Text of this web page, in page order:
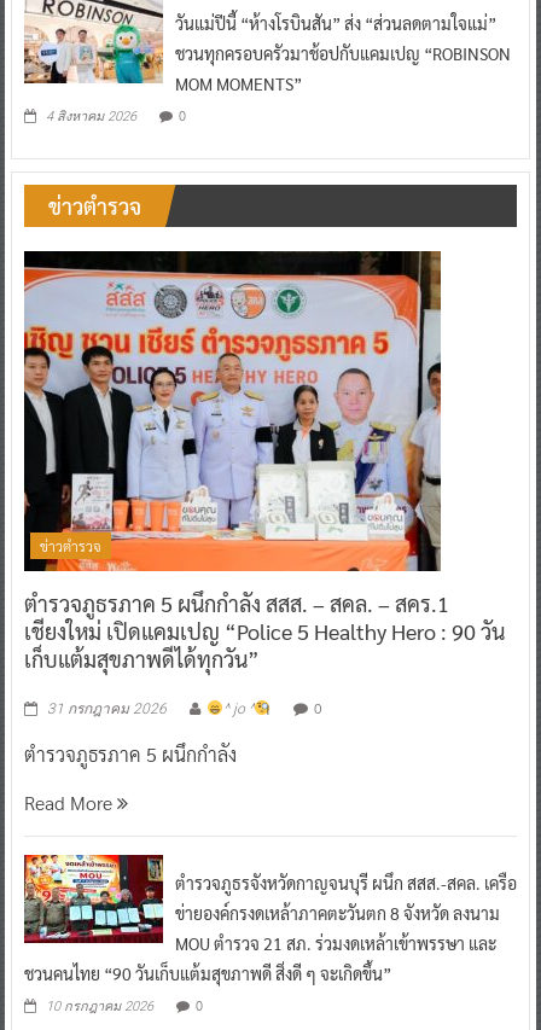
วันแม่ปีนี้ “ห้างโรบินสัน” ส่ง “ส่วนลดตามใจแม่”
ชวนทุกครอบครัวมาช้อปกับแคมเปญ “ROBINSON
MOM MOMENTS”
4 สิงหาคม 2026 0
ข่าวตำรวจ
ข่าวตำรวจ
ตำรวจภูธรภาค 5 ผนึกกำลัง สสส. – สคล. – สคร.1
เชียงใหม่ เปิดแคมเปญ “Police 5 Healthy Hero : 90 วัน
เก็บแต้มสุขภาพดีได้ทุกวัน”
31 กรกฎาคม 2026 ^ jo ^ 0
ตำรวจภูธรภาค 5 ผนึกกำลัง
Read More
ตำรวจภูธรจังหวัดกาญจนบุรี ผนึก สสส.-สคล. เครือ
ข่ายองค์กรงดเหล้าภาคตะวันตก 8 จังหวัด ลงนาม
MOU ตำรวจ 21 สภ. ร่วมงดเหล้าเข้าพรรษา และ
ชวนคนไทย “90 วันเก็บแต้มสุขภาพดี สิ่งดี ๆ จะเกิดขึ้น”
10 กรกฎาคม 2026 0